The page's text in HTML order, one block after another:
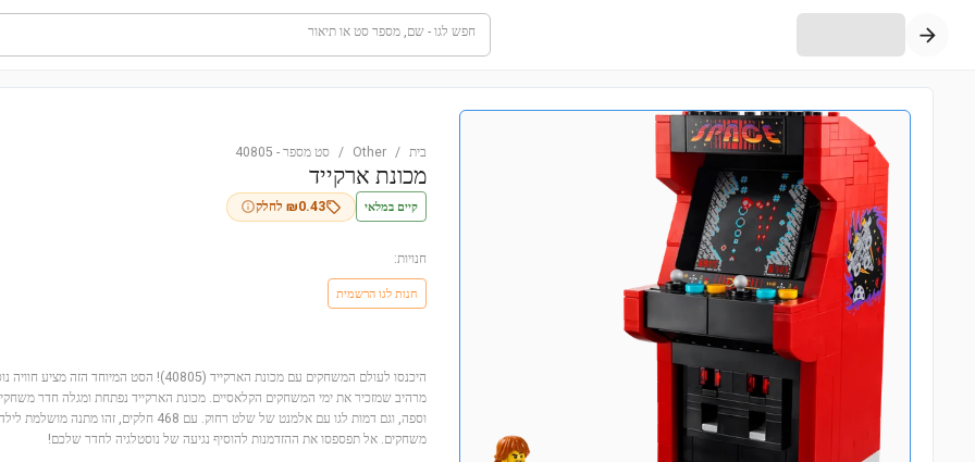
חפש לגו - שם, מספר סט או תיאור
בית /
Other
/ סט מספר -
40805
מכונת ארקייד
קיים במלאי ₪0.43 לחלק
חנויות:
חנות לגו הרשמית
היכנסו לעולם המשחקים עם מכונת הארקייד (40805)!
מרהיב שמזכיר את ימי המשחקים הקלאסיים. מכונת הארקייד נפתחת ומגלה חדר
משחקים. אל תפספסו את ההזדמנות להוסיף נגיעה של נוסטלגיה לחדר שלכם!